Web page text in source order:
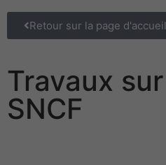
Retour sur la page d'accueil
Travaux
SNCF